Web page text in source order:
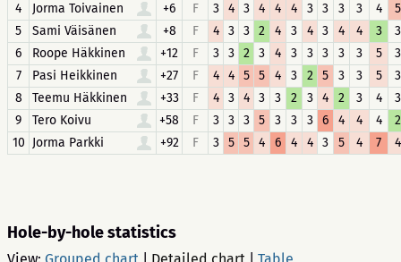
4
Jorma Toivainen +6 F 3 4 3 4 4 4 3 3 3 3 4
5
5
Sami Väisänen +8 F 4 3 3 2 4 3 4 3 4 4 3
3
6
Roope Häkkinen +12 F 3 3 2 3 4 3 3 3 3 3 5
3
7
Pasi Heikkinen +27 F 4 4 5 5 4 3 2 5 3 3 5
3
8
Teemu Häkkinen +33 F 4 3 4 3 3 2 3 4 2 3 4
3
9
Tero Koivu +58 F 3 3 3 5 3 3 3 6 4 4 4
2
10 Jorma Parkki +92 F 3 5 5 4 6 4 4 3 5 4 7 4
Hole-by-hole statistics